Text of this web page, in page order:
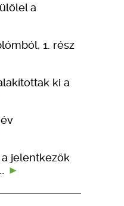
a
1. rész
ki a
jelentkezők